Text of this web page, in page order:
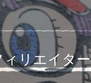
リエイター